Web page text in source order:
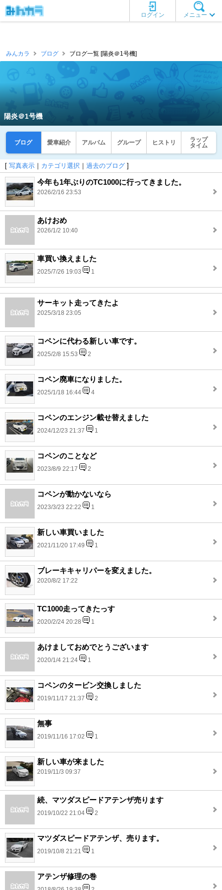
メニュー
ログイン
みんカラ ブログ ブログ一覧 [陽炎＠1号機]
陽炎＠1号機
ブログ 愛車紹介 アルバム グループ ヒストリ
ラップ
タイム
[ 写真表示 ｜ カテゴリ選択 ｜ 過去のブログ ]
今年も1年ぶりのTC1000に行ってきました。
2026/2/16 23:53
あけおめ
2026/1/2 10:40
車買い換えました
2025/7/26 19:03 1
サーキット走ってきたよ
2025/3/18 23:05
コペンに代わる新しい車です。
2025/2/8 15:53 2
コペン廃車になりました。
2025/1/18 16:44 4
コペンのエンジン載せ替えました
2024/12/23 21:37 1
コペンのことなど
2023/8/9 22:17 2
コペンが動かないなら
2023/3/23 22:22 1
新しい車買いました
2021/11/20 17:49 1
ブレーキキャリパーを変えました。
2020/8/2 17:22
TC1000走ってきたっす
2020/2/24 20:28 1
あけましておめでとうございます
2020/1/4 21:24 1
コペンのタービン交換しました
2019/11/17 21:37 2
無事
2019/11/16 17:02 1
新しい車が来ました
2019/11/3 09:37
続、マツダスピードアテンザ売ります
2019/10/22 21:04 2
マツダスピードアテンザ、売ります。
2019/10/8 21:21 1
アテンザ修理の巻